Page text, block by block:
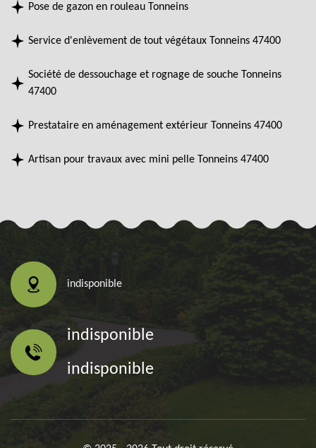
Pose de gazon en rouleau Tonneins
Service d'enlèvement de tout végétaux Tonneins 47400
Société de dessouchage et rognage de souche Tonneins
47400
Prestataire en aménagement extérieur Tonneins 47400
Artisan pour travaux avec mini pelle Tonneins 47400
indisponible
indisponible
indisponible